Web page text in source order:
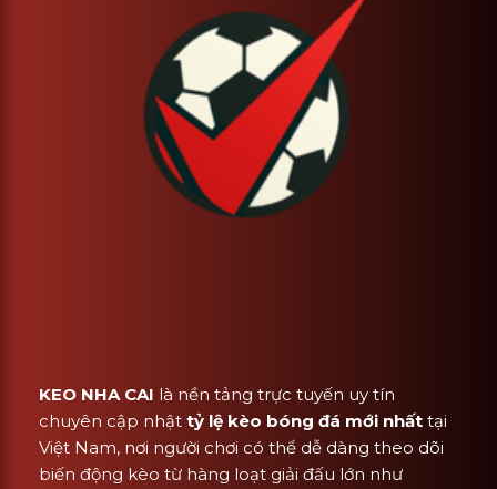
KEO NHA CAI là nền tảng trực tuyến uy tín
chuyên cập nhật tỷ lệ kèo bóng đá mới nhất tại
Việt Nam, nơi người chơi có thể dễ dàng theo dõi
biến động kèo từ hàng loạt giải đấu lớn như